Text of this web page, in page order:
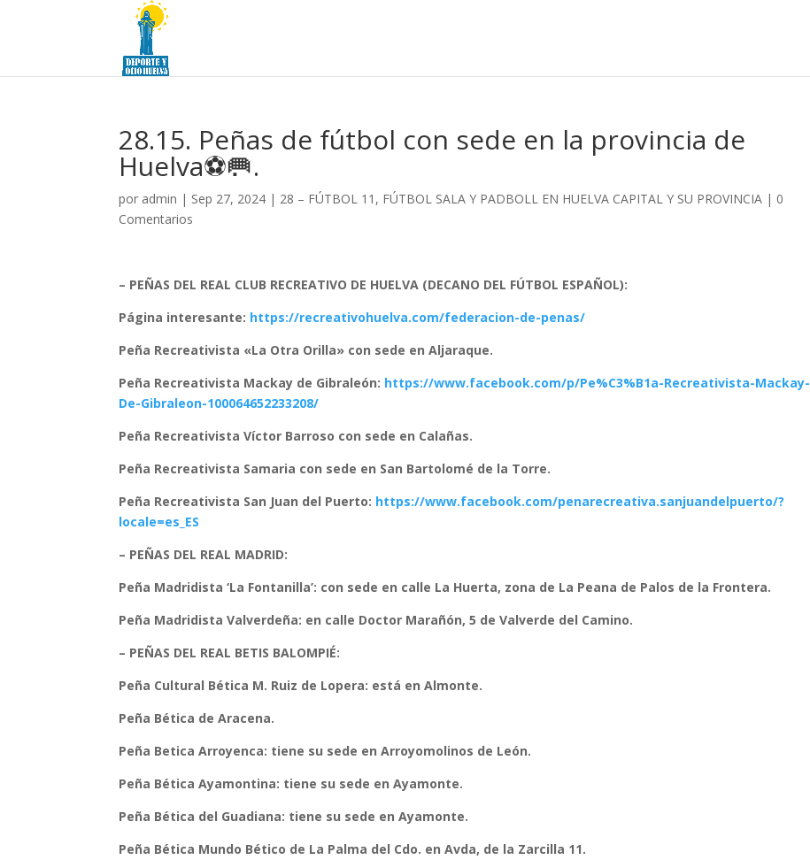
28.15. Peñas de fútbol con sede en la provincia de
Huelva⚽🥅.
por admin | Sep 27, 2024 | 28 – FÚTBOL 11, FÚTBOL SALA Y PADBOLL EN HUELVA CAPITAL Y SU PROVINCIA | 0
Comentarios
– PEÑAS DEL REAL CLUB RECREATIVO DE HUELVA (DECANO DEL FÚTBOL ESPAÑOL):
Página interesante: https://recreativohuelva.com/federacion-de-penas/
Peña Recreativista «La Otra Orilla» con sede en Aljaraque.
Peña Recreativista Mackay de Gibraleón: https://www.facebook.com/p/Pe%C3%B1a-Recreativista-Mackay-
De-Gibraleon-100064652233208/
Peña Recreativista Víctor Barroso con sede en Calañas.
Peña Recreativista Samaria con sede en San Bartolomé de la Torre.
Peña Recreativista San Juan del Puerto: https://www.facebook.com/penarecreativa.sanjuandelpuerto/?
locale=es_ES
– PEÑAS DEL REAL MADRID:
Peña Madridista ‘La Fontanilla’: con sede en calle La Huerta, zona de La Peana de Palos de la Frontera.
Peña Madridista Valverdeña: en calle Doctor Marañón, 5 de Valverde del Camino.
– PEÑAS DEL REAL BETIS BALOMPIÉ:
Peña Cultural Bética M. Ruiz de Lopera: está en Almonte.
Peña Bética de Aracena.
Peña Betica Arroyenca: tiene su sede en Arroyomolinos de León.
Peña Bética Ayamontina: tiene su sede en Ayamonte.
Peña Bética del Guadiana: tiene su sede en Ayamonte.
Peña Bética Mundo Bético de La Palma del Cdo. en Avda, de la Zarcilla 11.